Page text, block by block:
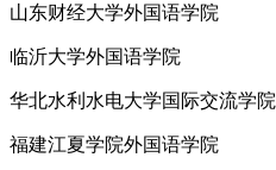
山东财经大学外国语学院
临沂大学外国语学院
华北水利水电大学国际交流学院
福建江夏学院外国语学院